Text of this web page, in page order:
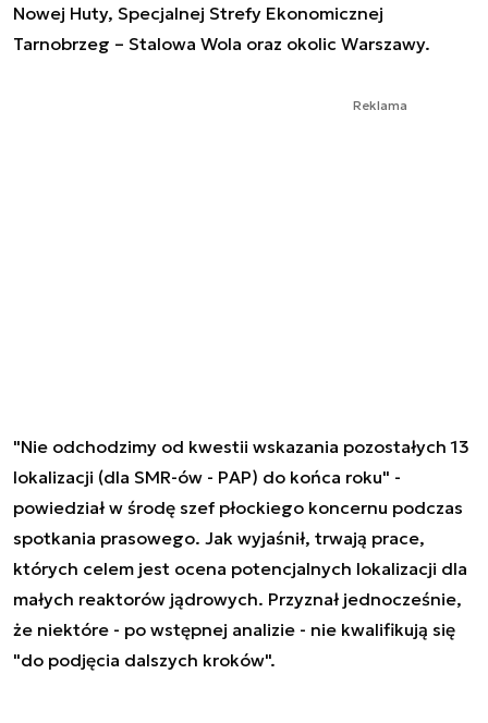
Nowej Huty, Specjalnej Strefy Ekonomicznej
Tarnobrzeg – Stalowa Wola oraz okolic Warszawy.
Reklama
"Nie odchodzimy od kwestii wskazania pozostałych 13
lokalizacji (dla SMR-ów - PAP) do końca roku" -
powiedział w środę szef płockiego koncernu podczas
spotkania prasowego. Jak wyjaśnił, trwają prace,
których celem jest ocena potencjalnych lokalizacji dla
małych reaktorów jądrowych. Przyznał jednocześnie,
że niektóre - po wstępnej analizie - nie kwalifikują się
"do podjęcia dalszych kroków".